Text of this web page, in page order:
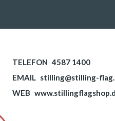
TELEFON 4587 1400
EMAIL stilling@stilling-
WEB